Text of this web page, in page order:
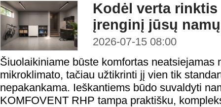
Kodėl verta rinktis
įrenginį jūsų
2026-07-15 08:00
Šiuolaikiniame būste komfortas neatsiejamas
mikroklimato, tačiau užtikrinti jį vien tik
nepakankama. Ieškantiems būdo suvaldyti
KOMFOVENT RHP tampa praktišku,